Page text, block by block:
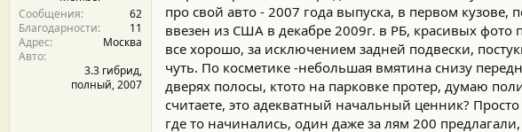
Сообщения
62
Благодарности
11
Адрес
Москва
Авто
3.3 гибрид,
полный, 2007
про свой авто - 2007 года выпуска, в первом
ввезен из США в декабре 2009г. в РБ, красивых фото
все хорошо, за исключением задней подвески,
чуть. По косметике -небольшая вмятина снизу
дверях полосы, ктото на парковке протер, думаю
считаете, это адекватный начальный ценник?
где то начинались, один даже за лям 200